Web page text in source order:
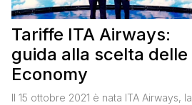
Tariffe ITA Airways:
guida alla scelta delle
Economy
Il 15 ottobre 2021 è nata ITA Airways, la